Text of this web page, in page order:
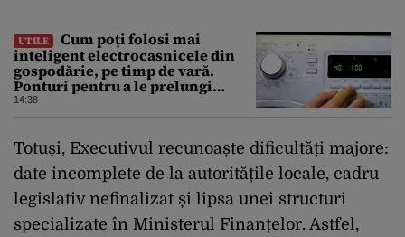
UTILE
Cum poți folosi mai
inteligent electrocasnicele din
gospodărie, pe timp de vară.
Ponturi pentru a le prelungi
durata de viață
14:38
Totuși, Executivul recunoaște dificultăți majore:
date incomplete de la autoritățile locale, cadru
legislativ nefinalizat și lipsa unei structuri
specializate în Ministerul Finanțelor. Astfel,